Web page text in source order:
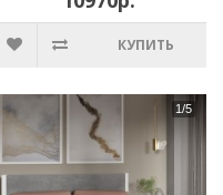
КУПИТЬ